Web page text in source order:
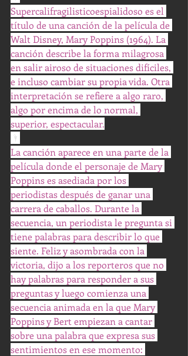
Supercalifragilisticoespialidoso es el
título de una canción de la película de
Walt Disney, Mary Poppins (1964). La
canción describe la forma milagrosa
en salir airoso de situaciones difíciles,
e incluso cambiar su propia vida. Otra
interpretación se refiere a algo raro,
algo por encima de lo normal,
superior, espectacular.
La canción aparece en una parte de la
película donde el personaje de Mary
Poppins es asediada por los
periodistas después de ganar una
carrera de caballos. Durante la
secuencia, un periodista le pregunta si
tiene palabras para describir lo que
siente. Feliz y asombrada con la
victoria, dijo a los reporteros que no
hay palabras para responder a sus
preguntas y luego comienza una
secuencia animada en la que Mary
Poppins y Bert empiezan a cantar
sobre una palabra que expresa sus
sentimientos en ese momento: